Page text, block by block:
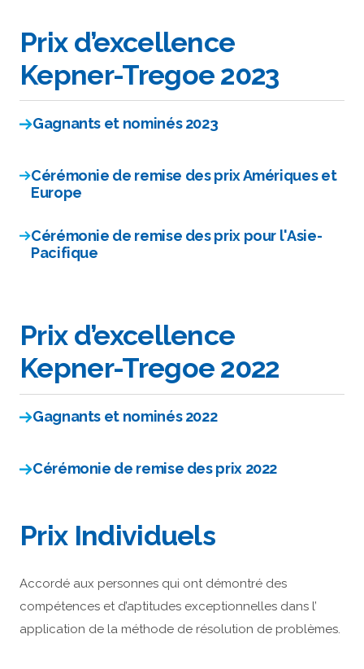
Prix d’excellence
Kepner-Tregoe 2023
Gagnants et nominés 2023
Cérémonie de remise des prix Amériques et
Europe
Cérémonie de remise des prix pour l'Asie-
Pacifique
Prix d’excellence
Kepner-Tregoe 2022
Gagnants et nominés 2022
Cérémonie de remise des prix 2022
Prix Individuels
Accordé aux personnes qui ont démontré des
compétences et d’aptitudes exceptionnelles dans l’
application de la méthode de résolution de problèmes.